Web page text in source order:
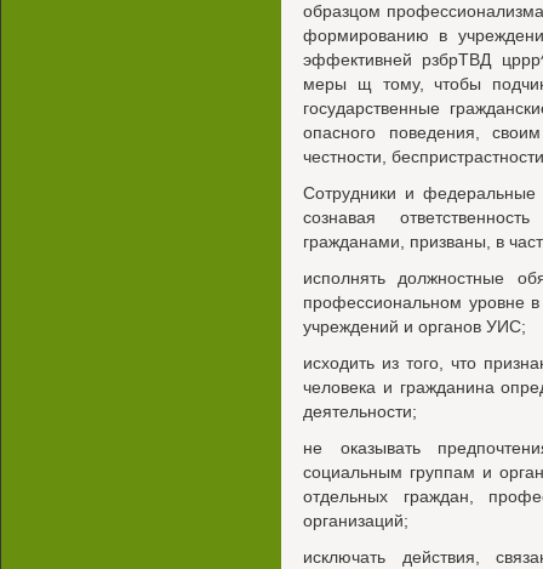
образцом
формированию в
эффективней рзбрТВД
меры щ тому, чтобы
государственные
опасного поведения,
честности,
Сотрудники и федеральные
сознавая
гражданами, призваны, в
исполнять должностные
профессиональном уровне
учреждений и органов УИС;
исходить из того, что
человека и гражданина
деятельности;
не оказывать
социальным группам и
отдельных граждан,
организаций;
исключать действия,